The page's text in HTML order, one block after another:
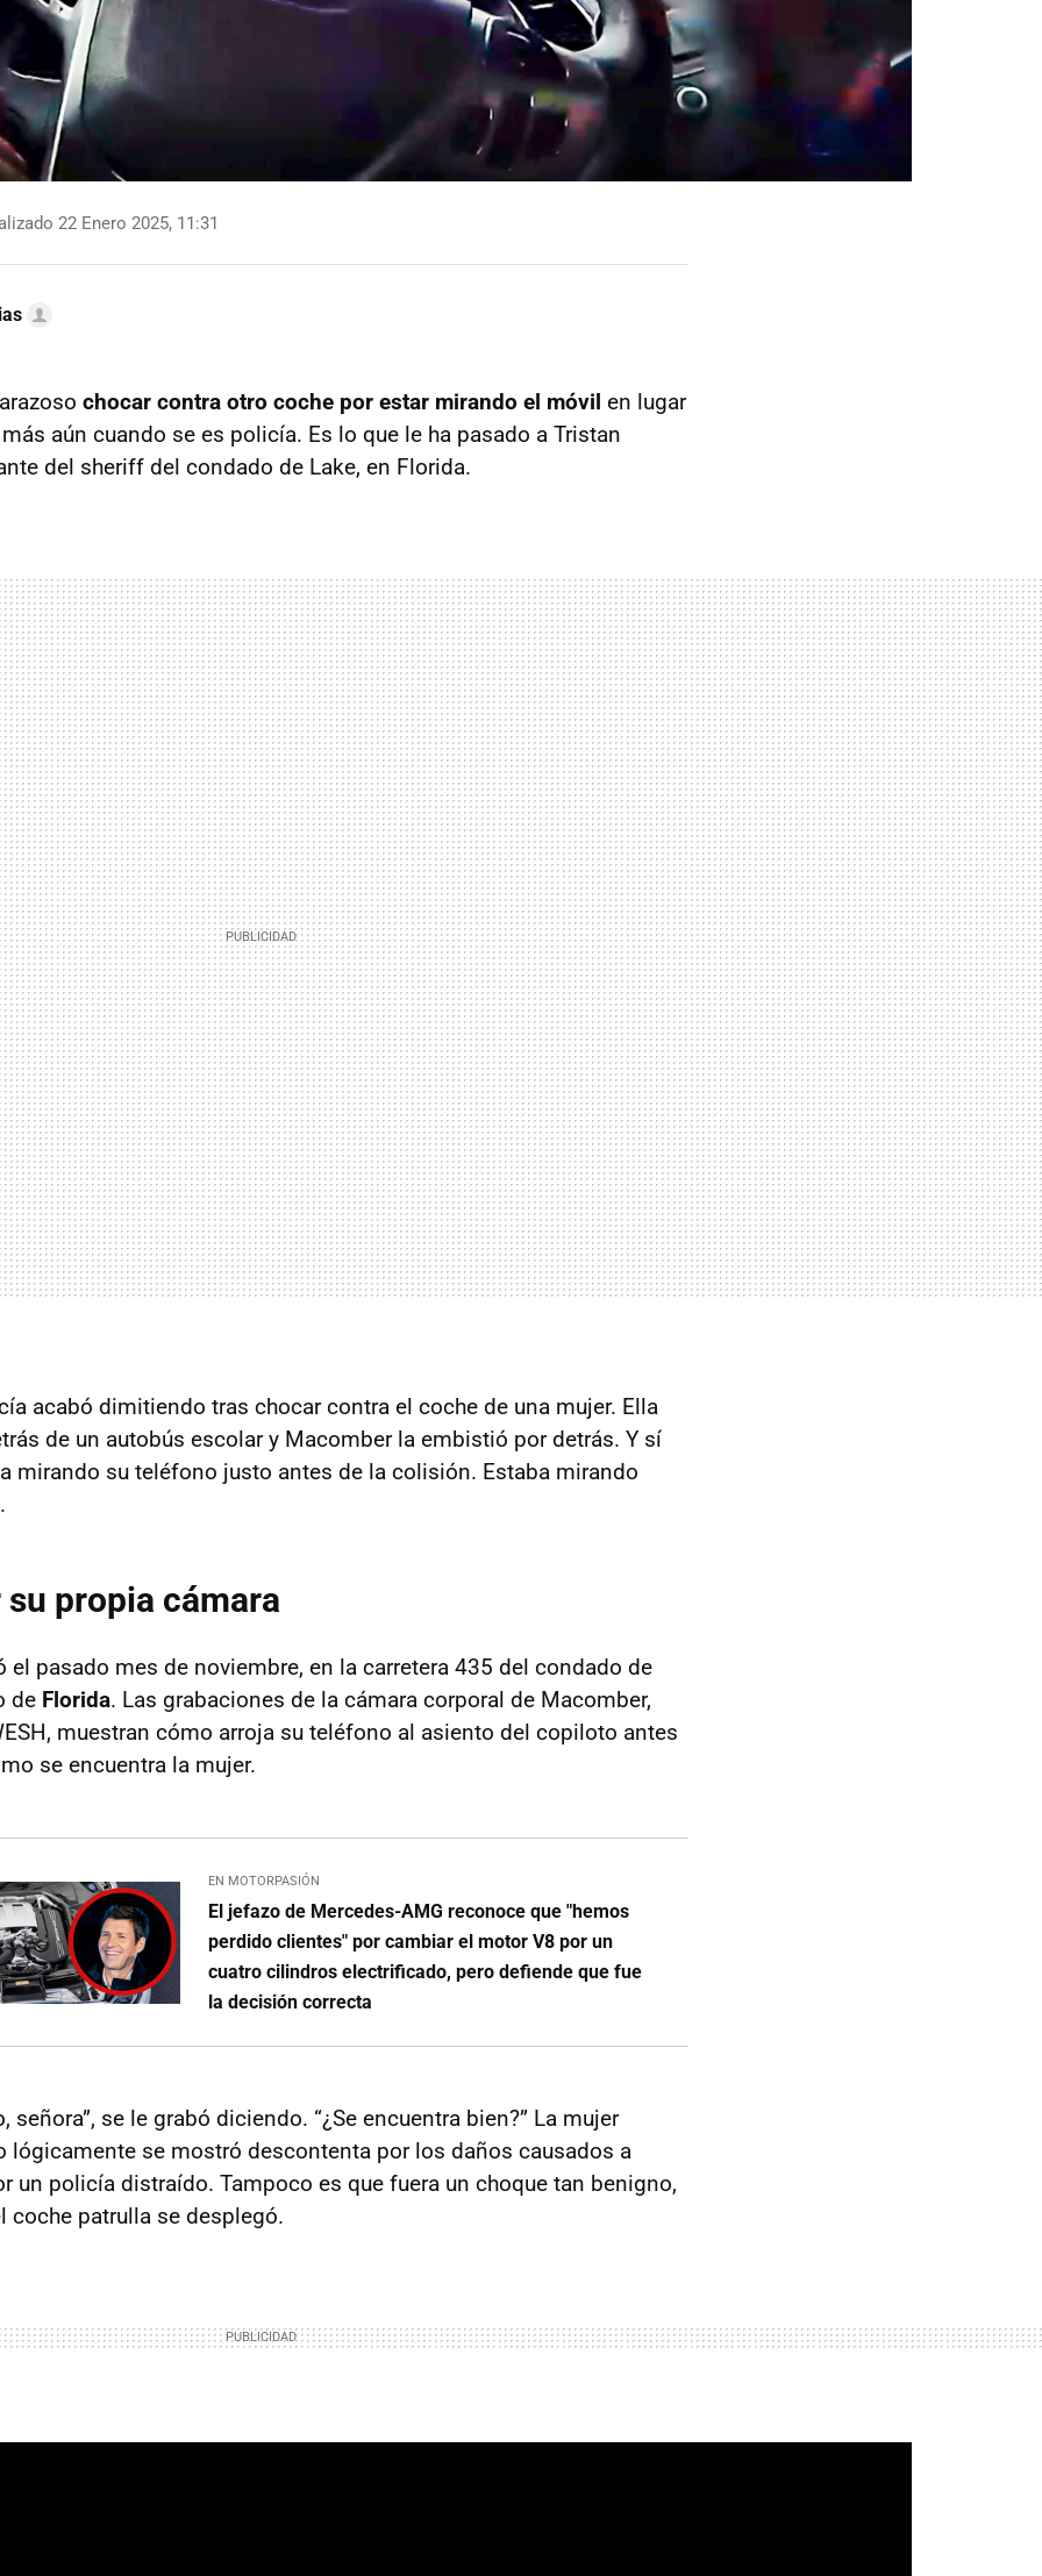
22 Enero 2025, 11:31
chocar contra otro coche por estar mirando el móvil en lugar
aún cuando se es policía. Es lo que le ha pasado a Tristan
del sheriff del condado de Lake, en Florida.
acabó dimitiendo tras chocar contra el coche de una mujer. Ella
de un autobús escolar y Macomber la embistió por detrás. Y sí
mirando su teléfono justo antes de la colisión. Estaba mirando
propia cámara
el pasado mes de noviembre, en la carretera 435 del condado de
de Florida. Las grabaciones de la cámara corporal de Macomber,
muestran cómo arroja su teléfono al asiento del copiloto antes
se encuentra la mujer.
EN MOTORPASIÓN
El jefazo de Mercedes-AMG reconoce que "hemos
perdido clientes" por cambiar el motor V8 por un
cuatro cilindros electrificado, pero defiende que fue
la decisión correcta
señora”, se le grabó diciendo. “¿Se encuentra bien?” La mujer
lógicamente se mostró descontenta por los daños causados a
un policía distraído. Tampoco es que fuera un choque tan benigno,
coche patrulla se desplegó.